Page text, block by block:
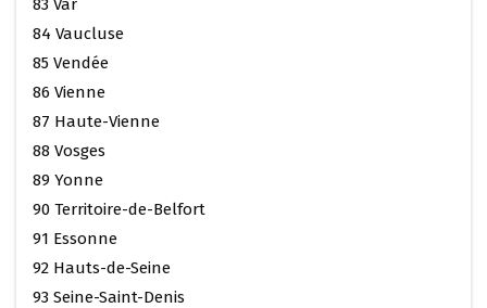
84 Vaucluse
85 Vendée
86 Vienne
87 Haute-Vienne
88 Vosges
89 Yonne
90 Territoire-de-Belfort
91 Essonne
92 Hauts-de-Seine
93 Seine-Saint-Denis